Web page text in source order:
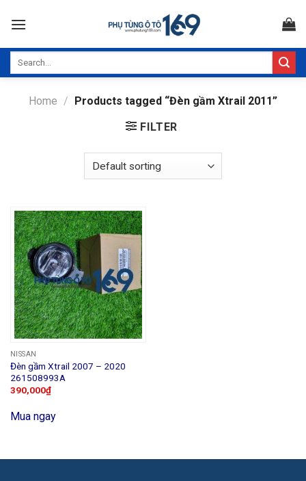
Home / Products tagged “Đèn gầm Xtrail 2011”
FILTER
NISSAN
Đèn gầm Xtrail 2007 – 2020
261508993A
390,000₫
Mua ngay